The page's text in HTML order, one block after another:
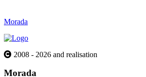
Morada
2008 - 2026 and realisation
Morada